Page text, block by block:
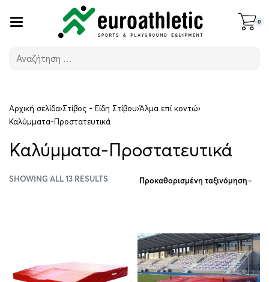
0
Αρχική σελίδα›Στίβος - Είδη Στίβου›Άλμα επί κοντώ›
Καλύμματα-Προστατευτικά
Καλύμματα-Προστατευτικά
SHOWING ALL 13 RESULTS Προκαθορισμένη ταξινόμηση